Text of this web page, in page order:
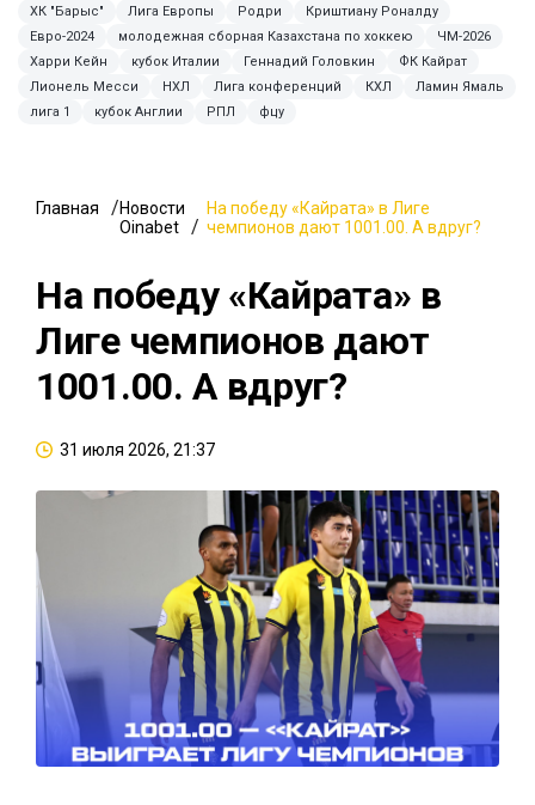
ХК "Барыс"
Лига Европы Родри
Криштиану Роналду
Евро-2024
молодежная сборная Казахстана по хоккею
ЧМ-2026
Харри Кейн
кубок Италии Геннадий Головкин
ФК Кайрат
Лионель Месси
НХЛ Лига конференций КХЛ
Ламин Ямаль
лига 1
кубок Англии РПЛ фцу
Главная
Новости
Oinabet
На победу «Кайрата» в Лиге
чемпионов дают 1001.00. А вдруг?
На победу «Кайрата» в
Лиге чемпионов дают
1001.00. А вдруг?
31 июля 2026, 21:37